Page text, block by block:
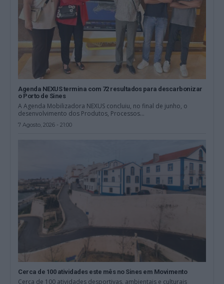
Agenda NEXUS termina com 72 resultados para descarbonizar
o Porto de Sines
A Agenda Mobilizadora NEXUS concluiu, no final de junho, o
desenvolvimento dos Produtos, Processos...
7 Agosto, 2026 - 21:00
Cerca de 100 atividades este mês no Sines em Movimento
Cerca de 100 atividades desportivas, ambientais e culturais